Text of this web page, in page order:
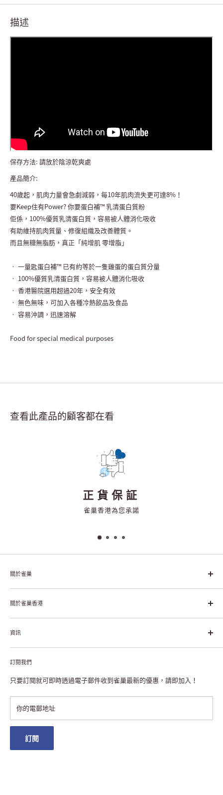
描述
保存方法: 請放於陰涼乾爽處
產品簡介:
40歲起，肌肉力量會急劇減弱，每10年肌肉流失更可達8%！
要Keep住有Power? 你要蛋白補™ 乳清蛋白質粉
佢係，100%優質乳清蛋白質，容易被人體消化吸收
有助維持肌肉質量、修復組織及改善體質。
而且無糖無脂肪，真正「純增肌 零增脂」
• 一量匙蛋白補™ 已有約等於一隻雞蛋的蛋白質分量
• 100%優質乳清蛋白質，容易被人體消化吸收
• 香港醫院選用超過20年，安全有效
• 無色無味，可加入各種冷熱飲品及食品
• 容易沖調，迅速溶解
Food for special medical purposes
查看此產品的顧客都在看
正貨保証
雀巢香港為您承諾
關於雀巢
雀巢集團起源於1866年的瑞士，目前是全球領先的「營養、健康、
幸福生活」企業。雀巢的目標是「我們充分發掘食品的力量，提升
關於雀巢香港
關於雀巢香港
雀巢香港創造共享價值
聯絡我們
私隱聲明
註冊NESCAFÉ® Dolce Gusto®咖啡機
資訊
付款及送貨
退貨或更換
常見問題
雀巢會員獎賞
澳門地區送貨
訂閱我們
只要訂閱就可即時透過電子郵件收到雀巢最新的優惠，請即加入！
你的電郵地址
訂閱